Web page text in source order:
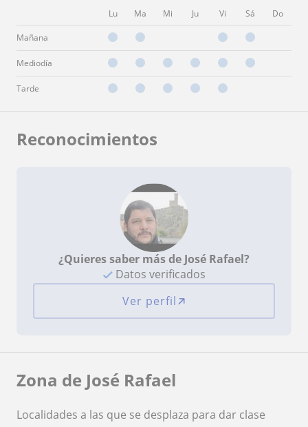
Lu Ma Mi Ju Vi Sá Do
Mañana
Mediodía
Tarde
Reconocimientos
¿Quieres saber más de José Rafael?
Datos verificados
Ver perfil
Zona de José Rafael
Localidades a las que se desplaza para dar clase